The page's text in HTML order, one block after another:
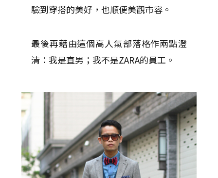
驗到穿搭的美好，也順便美觀市容。
最後再藉由這個高人氣部落格作兩點澄
清：我是直男；我不是ZARA的員工。